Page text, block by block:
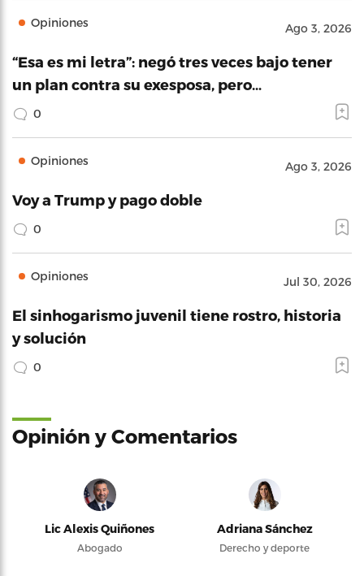
Opiniones Ago 3, 2026
“Esa es mi letra”: negó tres veces bajo tener
un plan contra su exesposa, pero…
0
Opiniones Ago 3, 2026
Voy a Trump y pago doble
0
Opiniones Jul 30, 2026
El sinhogarismo juvenil tiene rostro, historia
y solución
0
Opinión y Comentarios
Lic Alexis Quiñones
Abogado
Adriana Sánchez
Derecho y deporte